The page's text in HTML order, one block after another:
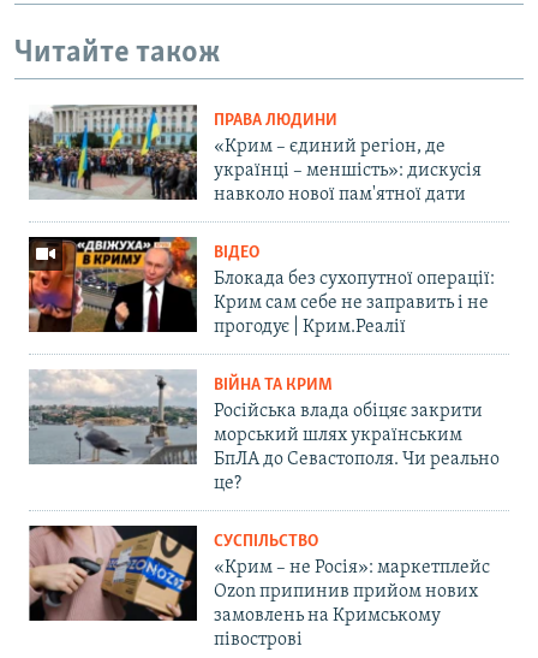
Читайте також
ПРАВА ЛЮДИНИ
«Крим – єдиний регіон, де
українці – меншість»: дискусія
навколо нової пам'ятної дати
ВІДЕО
Блокада без сухопутної операції:
Крим сам себе не заправить і не
прогодує | Крим.Реалії
ВІЙНА ТА КРИМ
Російська влада обіцяє закрити
морський шлях українським
БпЛА до Севастополя. Чи реально
це?
СУСПІЛЬСТВО
«Крим – не Росія»: маркетплейс
Ozon припинив прийом нових
замовлень на Кримському
півострові